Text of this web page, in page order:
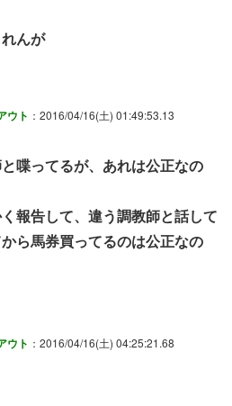
んが
ウト ：2016/04/16(土) 01:49:53.13
喋ってるが、あれは公正なの
報告して、違う調教師と話して
ら馬券買ってるのは公正なの
ウト ：2016/04/16(土) 04:25:21.68